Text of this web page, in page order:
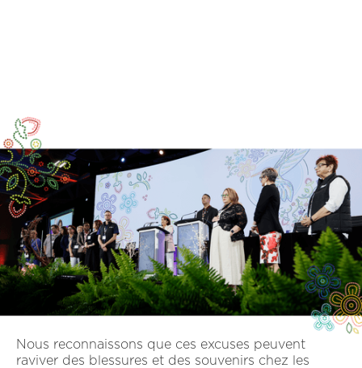
Nous reconnaissons que ces excuses peuvent
raviver des blessures et des souvenirs chez les